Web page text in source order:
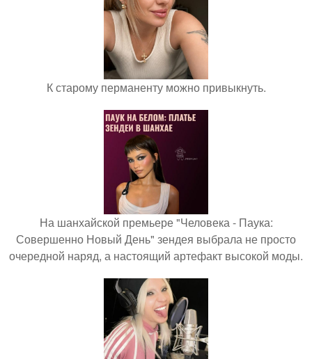
К старому перманенту можно привыкнуть.
На шанхайской премьере "Человека - Паука:
Совершенно Новый День" зендея выбрала не просто
очередной наряд, а настоящий артефакт высокой моды.